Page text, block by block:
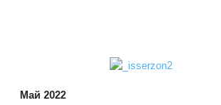
Май 2022